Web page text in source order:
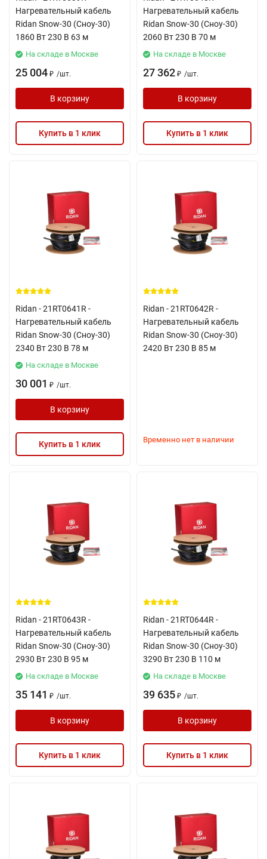
Нагревательный кабель
Ridan Snow-30 (Сноу-30)
1860 Вт 230 В 63 м
На складе в Москве
25 004 ₽ /шт.
В корзину
Купить в 1 клик
Нагревательный кабель
Ridan Snow-30 (Сноу-30)
2060 Вт 230 В 70 м
На складе в Москве
27 362 ₽ /шт.
В корзину
Купить в 1 клик
Ridan - 21RT0641R -
Нагревательный кабель
Ridan Snow-30 (Сноу-30)
2340 Вт 230 В 78 м
На складе в Москве
30 001 ₽ /шт.
В корзину
Купить в 1 клик
Ridan - 21RT0642R -
Нагревательный кабель
Ridan Snow-30 (Сноу-30)
2420 Вт 230 В 85 м
Временно нет в наличии
Ridan - 21RT0643R -
Нагревательный кабель
Ridan Snow-30 (Сноу-30)
2930 Вт 230 В 95 м
На складе в Москве
35 141 ₽ /шт.
В корзину
Купить в 1 клик
Ridan - 21RT0644R -
Нагревательный кабель
Ridan Snow-30 (Сноу-30)
3290 Вт 230 В 110 м
На складе в Москве
39 635 ₽ /шт.
В корзину
Купить в 1 клик